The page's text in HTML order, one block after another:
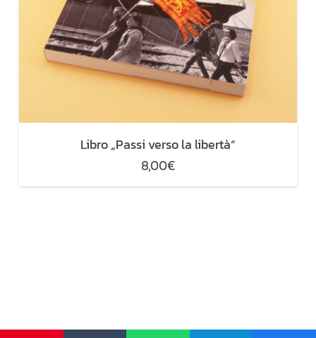
Libro „Passi verso la libertà“
8,00€